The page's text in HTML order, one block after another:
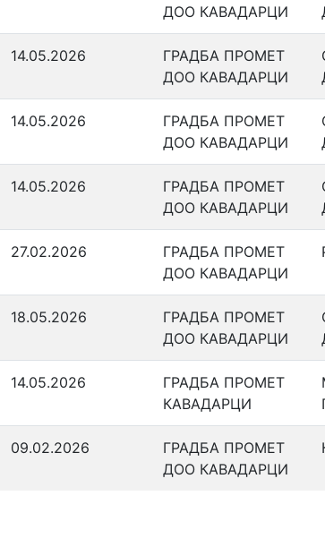
ДОО КАВАДАРЦИ
14.05.2026
ГРАДБА ПРОМЕТ
ДОО КАВАДАРЦИ
14.05.2026
ГРАДБА ПРОМЕТ
ДОО КАВАДАРЦИ
14.05.2026
ГРАДБА ПРОМЕТ
ДОО КАВАДАРЦИ
27.02.2026
ГРАДБА ПРОМЕТ
ДОО КАВАДАРЦИ
18.05.2026
ГРАДБА ПРОМЕТ
ДОО КАВАДАРЦИ
14.05.2026
ГРАДБА ПРОМЕТ
КАВАДАРЦИ
09.02.2026
ГРАДБА ПРОМЕТ
ДОО КАВАДАРЦИ